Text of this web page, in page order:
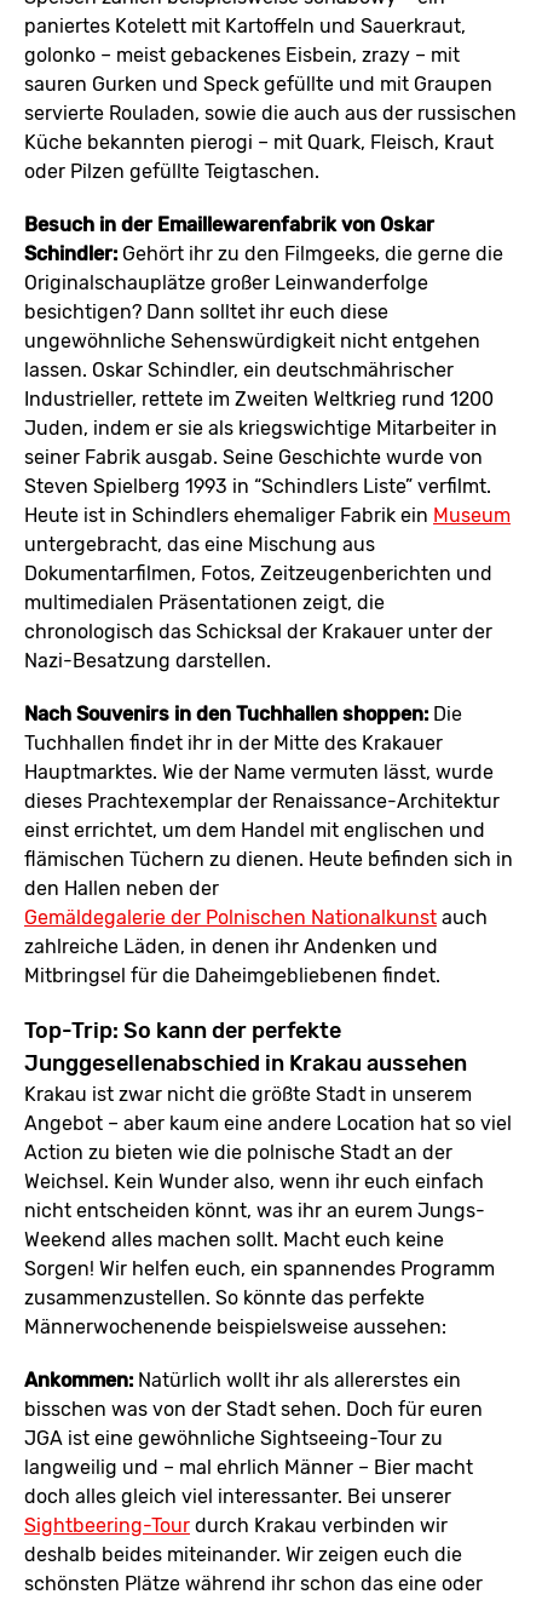
paniertes Kotelett mit Kartoffeln und Sauerkraut,
golonko – meist gebackenes Eisbein, zrazy – mit
sauren Gurken und Speck gefüllte und mit Graupen
servierte Rouladen, sowie die auch aus der russischen
Küche bekannten pierogi – mit Quark, Fleisch, Kraut
oder Pilzen gefüllte Teigtaschen.
Besuch in der Emaillewarenfabrik von Oskar
Schindler: Gehört ihr zu den Filmgeeks, die gerne die
Originalschauplätze großer Leinwanderfolge
besichtigen? Dann solltet ihr euch diese
ungewöhnliche Sehenswürdigkeit nicht entgehen
lassen. Oskar Schindler, ein deutschmährischer
Industrieller, rettete im Zweiten Weltkrieg rund 1200
Juden, indem er sie als kriegswichtige Mitarbeiter in
seiner Fabrik ausgab. Seine Geschichte wurde von
Steven Spielberg 1993 in “Schindlers Liste” verfilmt.
Heute ist in Schindlers ehemaliger Fabrik ein Museum
untergebracht, das eine Mischung aus
Dokumentarfilmen, Fotos, Zeitzeugenberichten und
multimedialen Präsentationen zeigt, die
chronologisch das Schicksal der Krakauer unter der
Nazi-Besatzung darstellen.
Nach Souvenirs in den Tuchhallen shoppen: Die
Tuchhallen findet ihr in der Mitte des Krakauer
Hauptmarktes. Wie der Name vermuten lässt, wurde
dieses Prachtexemplar der Renaissance-Architektur
einst errichtet, um dem Handel mit englischen und
flämischen Tüchern zu dienen. Heute befinden sich in
den Hallen neben der
Gemäldegalerie der Polnischen Nationalkunst auch
zahlreiche Läden, in denen ihr Andenken und
Mitbringsel für die Daheimgebliebenen findet.
Top-Trip: So kann der perfekte
Junggesellenabschied in Krakau aussehen
Krakau ist zwar nicht die größte Stadt in unserem
Angebot – aber kaum eine andere Location hat so viel
Action zu bieten wie die polnische Stadt an der
Weichsel. Kein Wunder also, wenn ihr euch einfach
nicht entscheiden könnt, was ihr an eurem Jungs-
Weekend alles machen sollt. Macht euch keine
Sorgen! Wir helfen euch, ein spannendes Programm
zusammenzustellen. So könnte das perfekte
Männerwochenende beispielsweise aussehen:
Ankommen: Natürlich wollt ihr als allererstes ein
bisschen was von der Stadt sehen. Doch für euren
JGA ist eine gewöhnliche Sightseeing-Tour zu
langweilig und – mal ehrlich Männer – Bier macht
doch alles gleich viel interessanter. Bei unserer
Sightbeering-Tour durch Krakau verbinden wir
deshalb beides miteinander. Wir zeigen euch die
schönsten Plätze während ihr schon das eine oder